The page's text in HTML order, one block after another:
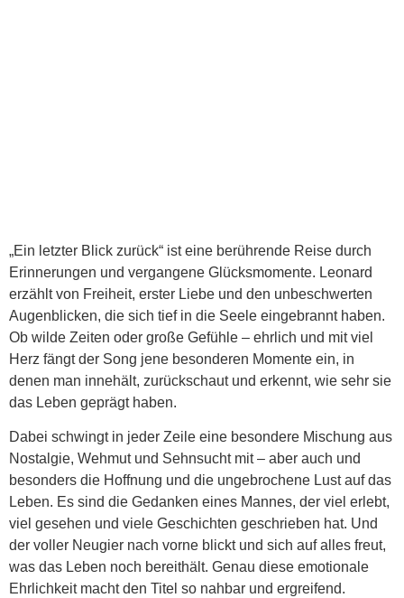
„Ein letzter Blick zurück“ ist eine berührende Reise durch
Erinnerungen und vergangene Glücksmomente. Leonard
erzählt von Freiheit, erster Liebe und den unbeschwerten
Augenblicken, die sich tief in die Seele eingebrannt haben.
Ob wilde Zeiten oder große Gefühle – ehrlich und mit viel
Herz fängt der Song jene besonderen Momente ein, in
denen man innehält, zurückschaut und erkennt, wie sehr sie
das Leben geprägt haben.
Dabei schwingt in jeder Zeile eine besondere Mischung aus
Nostalgie, Wehmut und Sehnsucht mit – aber auch und
besonders die Hoffnung und die ungebrochene Lust auf das
Leben. Es sind die Gedanken eines Mannes, der viel erlebt,
viel gesehen und viele Geschichten geschrieben hat. Und
der voller Neugier nach vorne blickt und sich auf alles freut,
was das Leben noch bereithält. Genau diese emotionale
Ehrlichkeit macht den Titel so nahbar und ergreifend.